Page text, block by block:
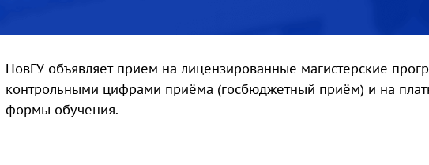
НовГУ объявляет прием на лицензированные магистерские
контрольными цифрами приёма (госбюджетный приём) и на
формы обучения.